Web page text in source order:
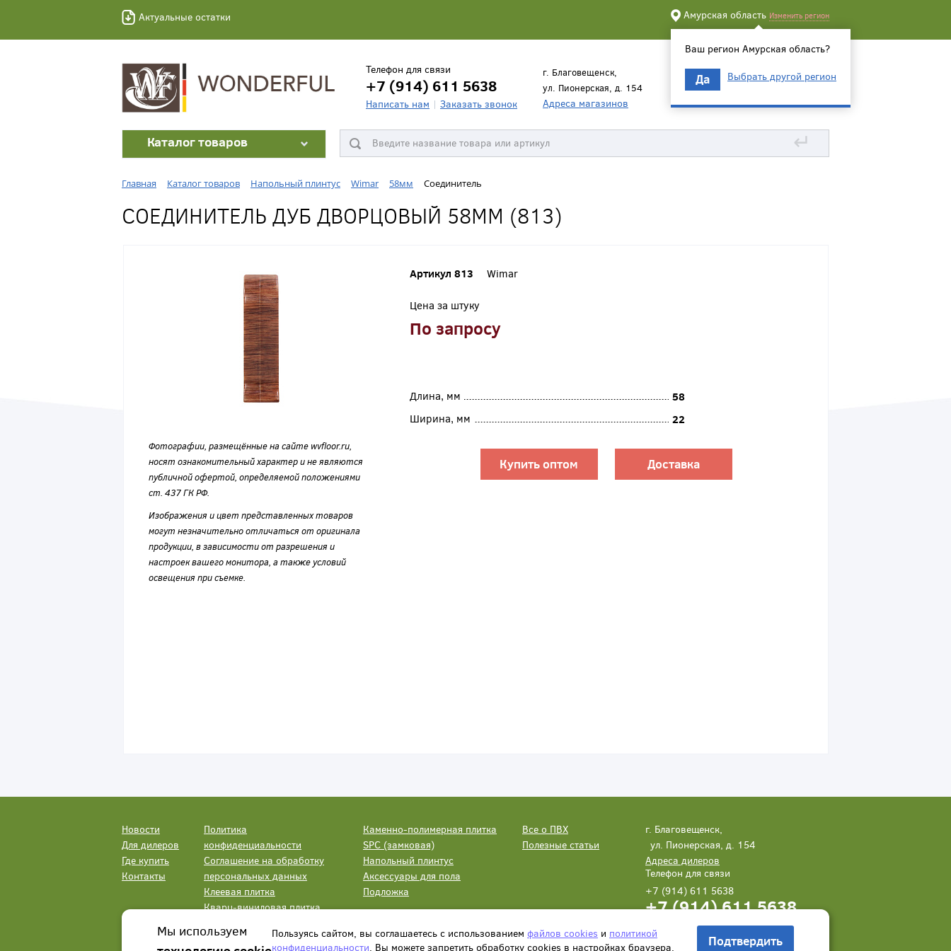
Актуальные остатки Амурская область Изменить регион
Ваш регион Амурская область?
Да Выбрать другой регион
Телефон для связи
+7 (914) 611 5638
Написать нам Заказать звонок
г. Благовещенск,
ул. Пионерская, д. 154
Адреса магазинов
Каталог товаров ↵
Главная Каталог товаров Напольный плинтус Wimar 58мм Соединитель
СОЕДИНИТЕЛЬ ДУБ ДВОРЦОВЫЙ 58ММ (813)
Фотографии, размещённые на сайте wvfloor.ru,
носят ознакомительный характер и не являются
публичной офертой, определяемой положениями
ст. 437 ГК РФ.
Изображения и цвет представленных товаров
могут незначительно отличаться от оригинала
продукции, в зависимости от разрешения и
настроек вашего монитора, а также условий
освещения при съемке.
Артикул 813 Wimar
Цена за штуку
По запросу
Длина, мм
58
Ширина, мм
22
Купить оптом Доставка
Новости
Для дилеров
Где купить
Контакты
Политика
конфиденциальности
Соглашение на обработку
персональных данных
Клеевая плитка
Кварц-виниловая плитка
Каменно-полимерная плитка
SPC (замковая)
Напольный плинтус
Аксессуары для пола
Подложка
Все о ПВХ
Полезные статьи
г. Благовещенск,
ул. Пионерская, д. 154
Адреса дилеров
Телефон для связи
+7 (914) 611 5638
+7 (914) 611 5638
Написать нам Заказать звонок
Мы используем
Пользуясь сайтом, вы соглашаетесь с использованием файлов cookies и политикой
конфиденциальности. Вы можете запретить обработку сookies в настройках браузера. Подтвердить